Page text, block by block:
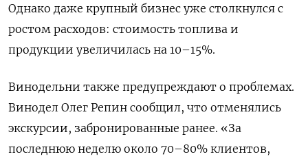
Однако даже крупный бизнес уже столкнулся с
ростом расходов: стоимость топлива и
продукции увеличилась на 10–15%.
Винодельни также предупреждают о проблемах.
Винодел Олег Репин сообщил, что отменялись
экскурсии, забронированные ранее. «За
последнюю неделю около 70–80% клиентов,